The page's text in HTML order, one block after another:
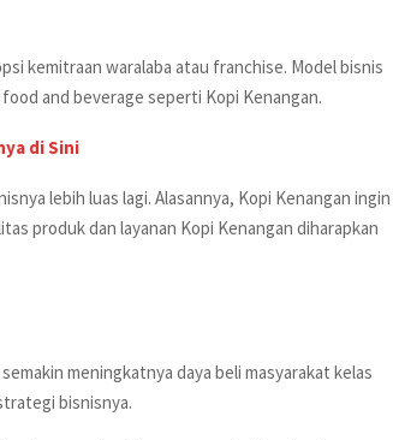
kemitraan waralaba atau franchise. Model bisnis
and beverage seperti Kopi Kenangan.
di Sini
lebih luas lagi. Alasannya, Kopi Kenangan ingin
produk dan layanan Kopi Kenangan diharapkan
meningkatnya daya beli masyarakat kelas
bisnisnya.